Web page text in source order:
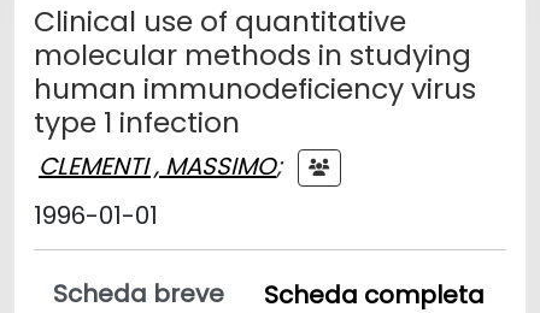
Clinical use of quantitative
molecular methods in studying
human immunodeficiency virus
type 1 infection
CLEMENTI , MASSIMO;
1996-01-01
Scheda breve
Scheda completa